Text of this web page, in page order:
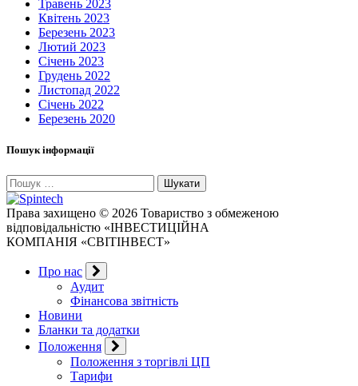
Травень 2023
Квітень 2023
Березень 2023
Лютий 2023
Січень 2023
Грудень 2022
Листопад 2022
Січень 2022
Березень 2020
Пошук інформації
Пошук:
Права захищено © 2026 Товариство з обмеженою
відповідальністю «ІНВЕСТИЦІЙНА
КОМПАНІЯ «СВІТІНВЕСТ»
Про нас
Аудит
Фінансова звітність
Новини
Бланки та додатки
Положення
Положення з торгівлі ЦП
Тарифи